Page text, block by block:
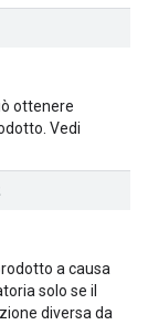
ottenere
Vedi
a causa
solo se il
diversa da